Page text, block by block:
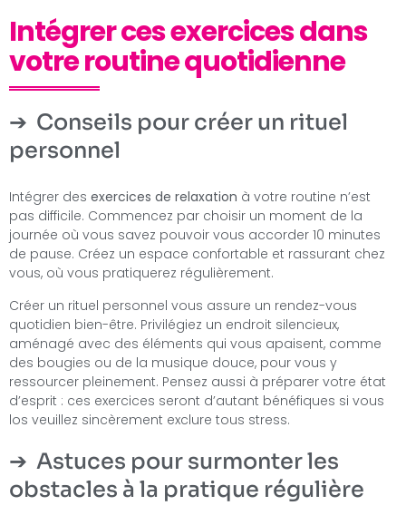
Intégrer ces exercices dans
votre routine quotidienne
Conseils pour créer un rituel
personnel
Intégrer des exercices de relaxation à votre routine n’est
pas difficile. Commencez par choisir un moment de la
journée où vous savez pouvoir vous accorder 10 minutes
de pause. Créez un espace confortable et rassurant chez
vous, où vous pratiquerez régulièrement.
Créer un rituel personnel vous assure un rendez-vous
quotidien bien-être. Privilégiez un endroit silencieux,
aménagé avec des éléments qui vous apaisent, comme
des bougies ou de la musique douce, pour vous y
ressourcer pleinement. Pensez aussi à préparer votre état
d’esprit : ces exercices seront d’autant bénéfiques si vous
los veuillez sincèrement exclure tous stress.
Astuces pour surmonter les
obstacles à la pratique régulière